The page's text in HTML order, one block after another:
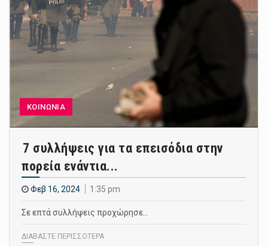
ΚΟΙΝΩΝΙΑ
7 συλλήψεις για τα επεισόδια στην
πορεία ενάντια...
Φεβ 16, 2024 1:35 pm
Σε επτά συλλήψεις προχώρησε…
ΔΙΑΒΑΣΤΕ ΠΕΡΙΣΣΟΤΕΡΑ